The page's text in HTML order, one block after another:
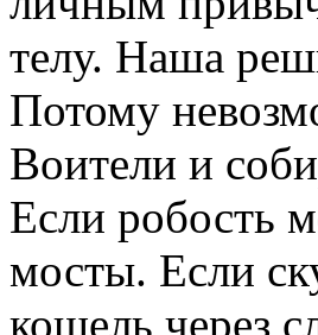
телу. Наша
Потому
Воители и
Если робость
мосты. Если
кошель через